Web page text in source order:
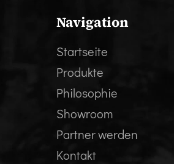
Navigation
Startseite
Produkte
Philosophie
Showroom
Partner werden
Kontakt